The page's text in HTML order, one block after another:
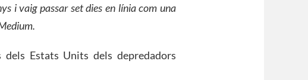
i vaig passar set dies en línia com una
Estats Units dels depredadors